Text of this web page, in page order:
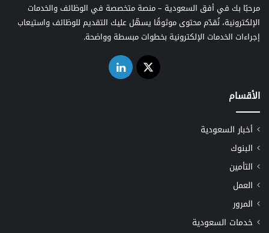
مرحبًا بك في أفق السعودية – منصة متخصصة في الوظائف والخدمات
الإلكترونية، نُقدّم محتوى موثوقًا يسهّل عليك التقديم للوظائف واستيعاب
إجراءات الخدمات الإلكترونية بخطوات مبسطة وواضحة.
‫X لينكدإن
الأقسام
أخبار السعودية
البنوك
التأمين
العمل
المرور
خدمات السعودية